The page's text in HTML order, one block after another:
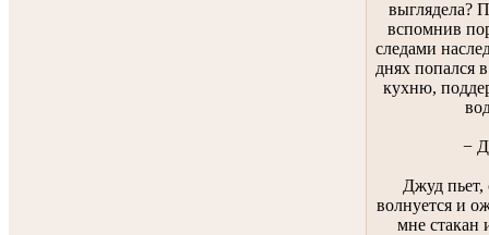
выглядела?
вспомнив
следами
днях попался
кухню,
−
Джуд пьет,
волнуется и
мне стакан